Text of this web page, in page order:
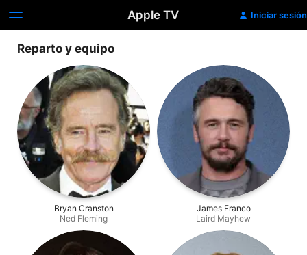
Apple TV Iniciar sesión
Reparto y equipo
Bryan Cranston
Ned Fleming
James Franco
Laird Mayhew